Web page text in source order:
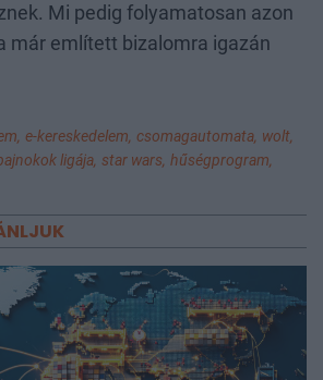
Mi pedig folyamatosan azon
már említett bizalomra igazán
e-kereskedelem, csomagautomata, wolt,
ligája, star wars, hűségprogram,